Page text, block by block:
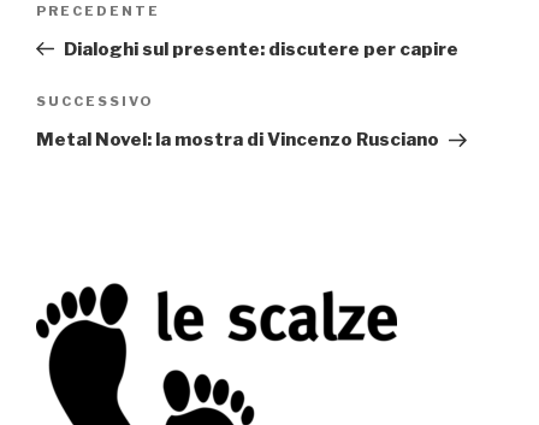
Articolo
precedente:
PRECEDENTE
Dialoghi sul presente: discutere per capire
Articolo
successivo
SUCCESSIVO
Metal Novel: la mostra di Vincenzo Rusciano